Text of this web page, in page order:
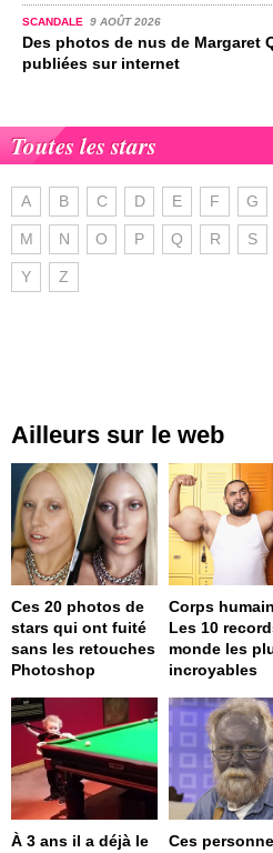
SCANDALE 9 AOÛT 2026
Des photos de nus de Margaret
publiées sur internet
Toutes les stars
A B C D E F G
M N O P Q R S
Y Z
Ailleurs sur le web
Ces 20 photos de
stars qui ont fuité
sans les retouches
Photoshop
Corps
Les 10
monde les
incroyables
À 3 ans il a déjà le
Ces